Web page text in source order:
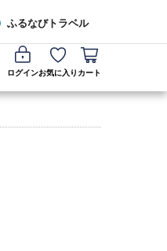
ふるなびトラベル
ログインお気に入り カート